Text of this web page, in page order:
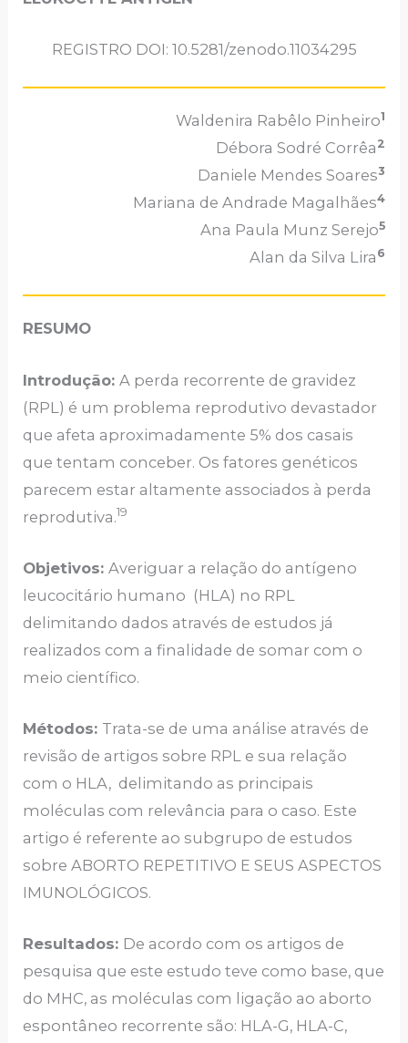
REGISTRO DOI: 10.5281/zenodo.11034295
Waldenira Rabêlo Pinheiro1
Débora Sodré Corrêa 2
Daniele Mendes Soares3
Mariana de Andrade Magalhães4
Ana Paula Munz Serejo5
Alan da Silva Lira 6
RESUMO
Introdução:A perda recorrente de gravidez
(RPL) é um problema reprodutivo devastador
que afeta aproximadamente 5% dos casais
que tentam conceber. Os fatores genéticos
parecem estar altamente associados à perda
reprodutiva.19
Objetivos:Averiguar a relação do antígeno
leucocitário humano (HLA) no RPL
delimitando dados através de estudos já
realizados com a finalidade de somar com o
meio científico.
Métodos: Trata-se de uma análise através de
revisão de artigos sobre RPL e sua relação
com o HLA, delimitando as principais
moléculas com relevância para o caso. Este
artigo é referente ao subgrupo de estudos
sobre ABORTO REPETITIVO E SEUS ASPECTOS
IMUNOLÓGICOS.
Resultados: De acordo com os artigos de
pesquisa que este estudo teve como base, que
do MHC, as moléculas com ligação ao aborto
espontâneo recorrente são: HLA-G, HLA-C,